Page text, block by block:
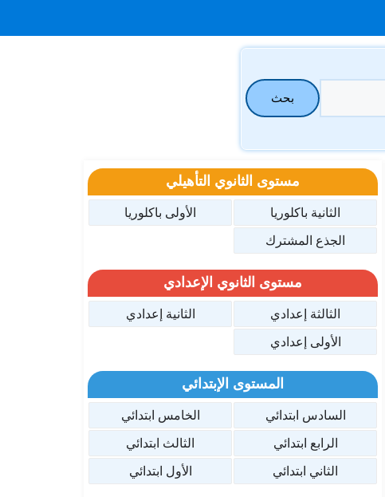
بحث
مستوى الثانوي التأهيلي
الثانية باكلوريا
الأولى باكلوريا
الجذع المشترك
مستوى الثانوي الإعدادي
الثالثة إعدادي
الثانية إعدادي
الأولى إعدادي
المستوى الإبتدائي
السادس ابتدائي
الخامس ابتدائي
الرابع ابتدائي
الثالث ابتدائي
الثاني ابتدائي
الأول ابتدائي